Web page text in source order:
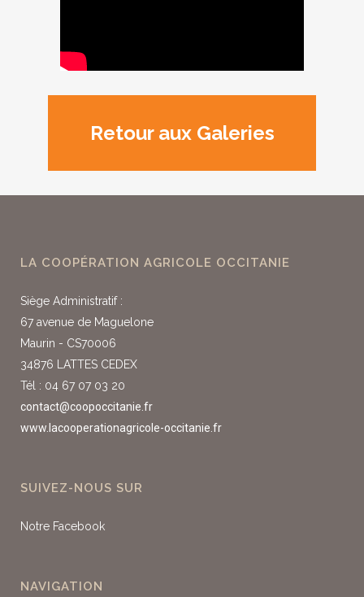
Retour aux Galeries
LA COOPÉRATION AGRICOLE OCCITANIE
Siège Administratif :
67 avenue de Maguelone
Maurin - CS70006
34876 LATTES CEDEX
Tél : 04 67 07 03 20
contact@coopoccitanie.fr
www.lacooperationagricole-occitanie.fr
SUIVEZ-NOUS SUR
Notre Facebook
NAVIGATION